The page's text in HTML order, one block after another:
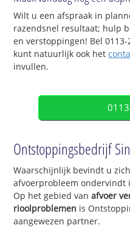
Wilt u een afspraak in
razendsnel resultaat; hulp
en verstoppingen! Bel
kunt natuurlijk ook het
invullen.
Ontstoppingsbedrijf
Waarschijnlijk bevindt u
afvoerprobleem ondervindt
Op het gebied vanafvoer
rioolproblemen is
aangewezen partner.